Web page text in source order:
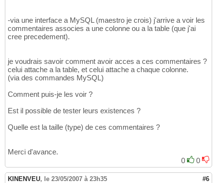
-via une interface a MySQL (maestro je crois) j'arrive a voir les
commentaires associes a une colonne ou a la table (que j'ai
cree precedement).
je voudrais savoir comment avoir acces a ces commentaires ?
celui attache a la table, et celui attache a chaque colonne.
(via des commandes MySQL)
Comment puis-je les voir ?
Est il possible de tester leurs existences ?
Quelle est la taille (type) de ces commentaires ?
Merci d'avance.
0
0
KINENVEU, le 23/05/2007 à 23h35 #6